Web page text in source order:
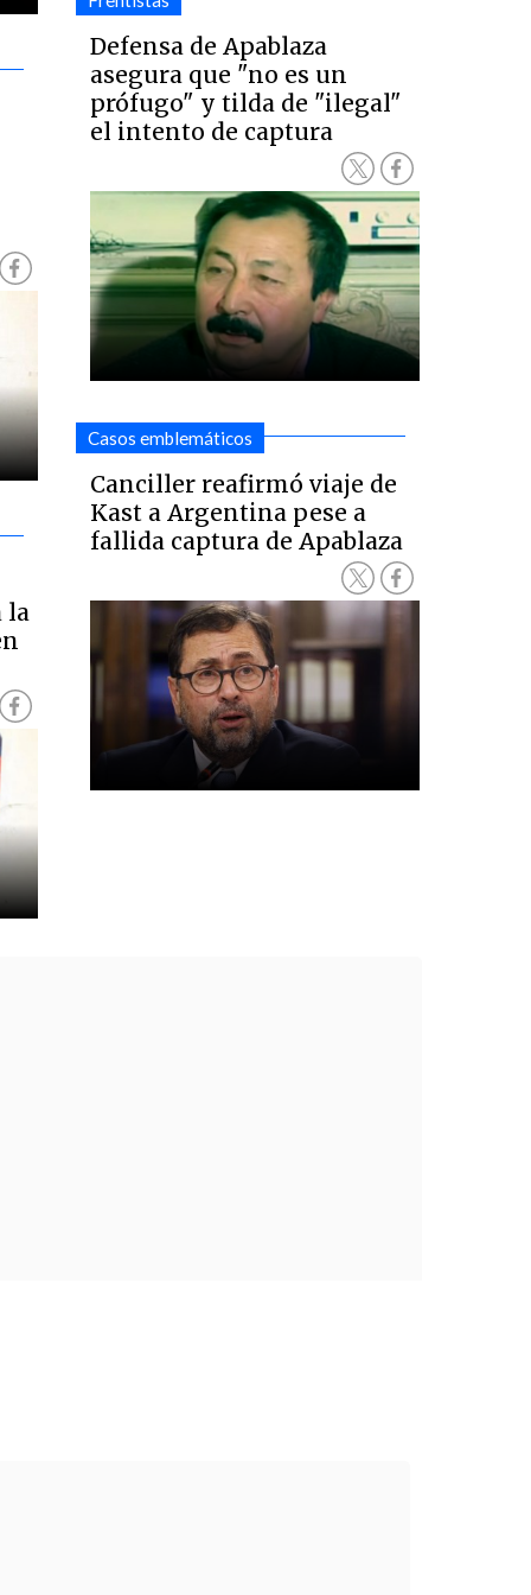
la
Defensa de Apablaza
asegura que "no es un
prófugo" y tilda de "ilegal"
el intento de captura
Casos emblemáticos
Canciller reafirmó viaje de
Kast a Argentina pese a
fallida captura de Apablaza